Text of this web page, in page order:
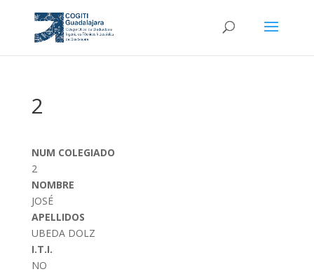
2
NUM COLEGIADO
2
NOMBRE
JOSÉ
APELLIDOS
UBEDA DOLZ
I.T.I.
NO